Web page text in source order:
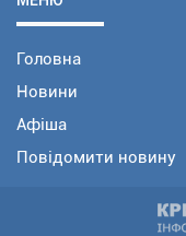
Головна
Новини
Афіша
Повідомити новину